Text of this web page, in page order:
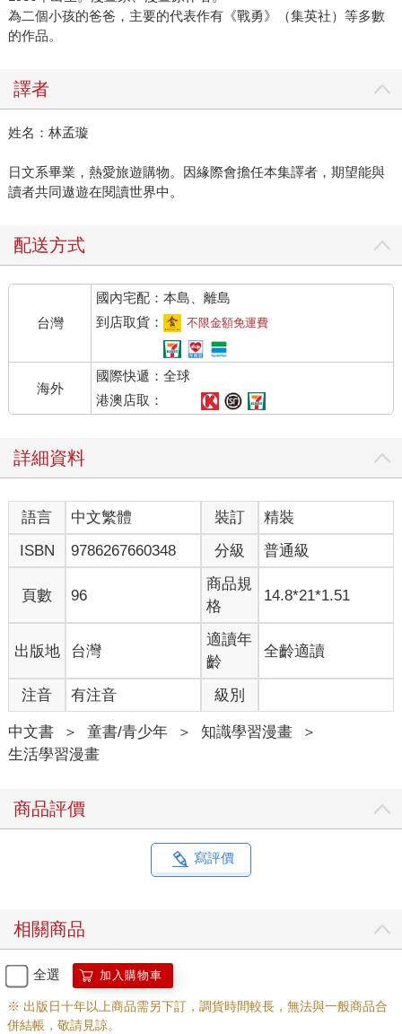
為二個小孩的爸爸，主要的代表作有《戰勇》（集英社）等多數
的作品。
譯者
姓名：林孟璇
日文系畢業，熱愛旅遊購物。因緣際會擔任本集譯者，期望能與
讀者共同遨遊在閱讀世界中。
配送方式
台灣
國內宅配：本島、離島
到店取貨：
不限金額免運費
海外
國際快遞：全球
港澳店取：
詳細資料
語言 中文繁體 裝訂
精裝
ISBN
9786267660348 分級 普通級
頁數 96
商品規
格
14.8*21*1.51
出版地 台灣
適讀年
齡
全齡適讀
注音 有注音 級別
中文書 ＞ 童書/青少年 ＞ 知識學習漫畫
＞
生活學習漫畫
商品評價
寫評價
相關商品
全選 加入購物車
※ 出版日十年以上商品需另下訂，調貨時間較長，無法與一般商品合
併結帳，敬請見諒。